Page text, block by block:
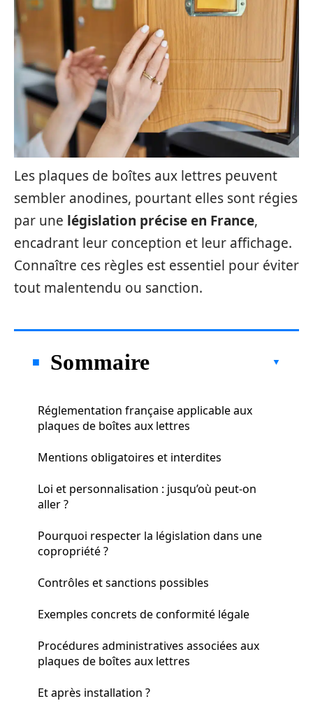
Les plaques de boîtes aux lettres peuvent
sembler anodines, pourtant elles sont régies
par une législation précise en France,
encadrant leur conception et leur affichage.
Connaître ces règles est essentiel pour éviter
tout malentendu ou sanction.
Sommaire
Réglementation française applicable aux
plaques de boîtes aux lettres
Mentions obligatoires et interdites
Loi et personnalisation : jusqu’où peut-on
aller ?
Pourquoi respecter la législation dans une
copropriété ?
Contrôles et sanctions possibles
Exemples concrets de conformité légale
Procédures administratives associées aux
plaques de boîtes aux lettres
Et après installation ?